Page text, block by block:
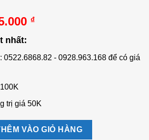
₫.
₫Giá
là:
nhất:
0522.6868.82 - 0928.963.168 để có giá
trị giá 50K
KF-416V số lượng
VÀO GIỎ HÀNG